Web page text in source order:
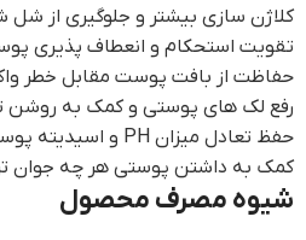
کلاژن سازی بیشتر و جلوگیری از
تقویت استحکام و انعطاف پذیری
حفاظت از بافت پوست مقابل خطر
رفع لک های پوستی و کمک به
حفظ تعادل میزان PH و اسیدیته پوست
کمک به داشتن پوستی هر چه جوان
شیوه مصرف محصول